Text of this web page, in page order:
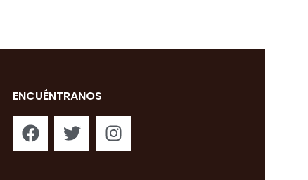
ENCUÉNTRANOS